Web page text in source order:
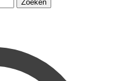
Zoeken
Zoeken